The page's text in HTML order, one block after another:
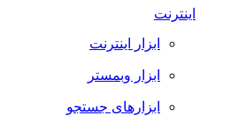
اینترنت
ابزار اینترنت
ابزار وبمستر
ابزارهای جستجو